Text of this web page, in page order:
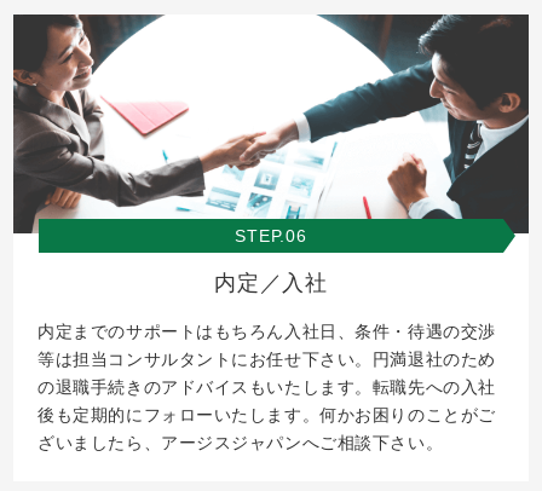
STEP.06
内定／入社
内定までのサポートはもちろん入社日、条件・待遇の交渉
等は担当コンサルタントにお任せ下さい。円満退社のため
の退職手続きのアドバイスもいたします。転職先への入社
後も定期的にフォローいたします。何かお困りのことがご
ざいましたら、アージスジャパンへご相談下さい。